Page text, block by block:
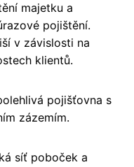
majetku a
pojištění.
v závislosti na
klientů.
pojišťovna s
zázemím.
síť poboček a